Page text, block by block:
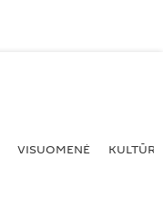
VISUOMENĖ KULTŪRA